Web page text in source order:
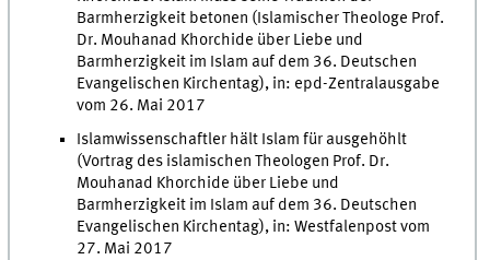
Barmherzigkeit betonen (Islamischer Theologe Prof.
Dr. Mouhanad Khorchide über Liebe und
Barmherzigkeit im Islam auf dem 36. Deutschen
Evangelischen Kirchentag), in: epd-Zentralausgabe
vom 26. Mai 2017
Islamwissenschaftler hält Islam für ausgehöhlt
(Vortrag des islamischen Theologen Prof. Dr.
Mouhanad Khorchide über Liebe und
Barmherzigkeit im Islam auf dem 36. Deutschen
Evangelischen Kirchentag), in: Westfalenpost vom
27. Mai 2017